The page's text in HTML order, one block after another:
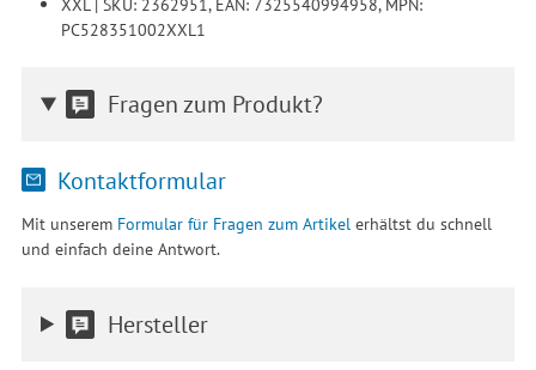
PC528351002XXL1
Fragen zum Produkt?
Kontaktformular
Mit unserem Formular für Fragen zum Artikelerhältst du schnell
und einfach deine Antwort.
Hersteller